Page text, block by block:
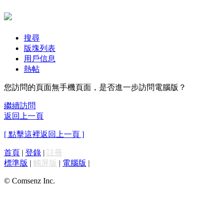
搜尋
版塊列表
用戶信息
熱帖
您訪問的頁面無手機頁面，是否進一步訪問電腦版？
繼續訪問
返回上一頁
[ 點擊這裡返回上一頁 ]
首頁 | 登錄 | 註冊
標準版 | 觸屏版 | 電腦版 |
© Comsenz Inc.